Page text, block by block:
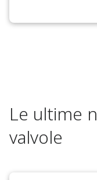
Le ultime
valvole